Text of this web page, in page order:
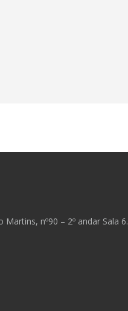
nº90 – 2º andar Sala 6.